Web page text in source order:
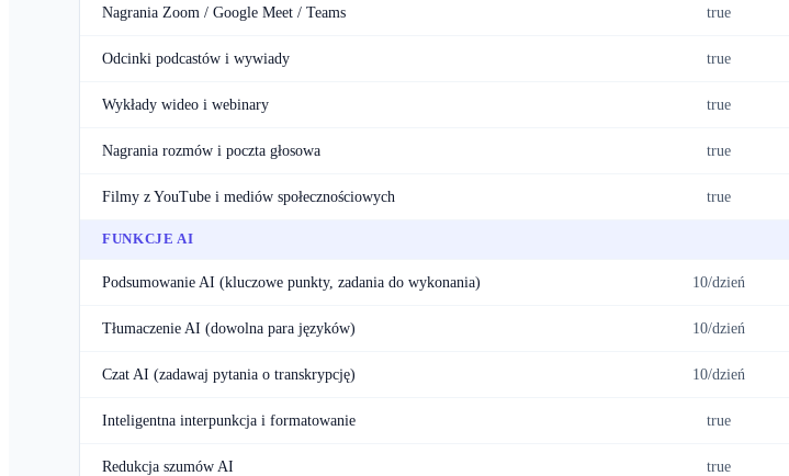
Nagrania Zoom / Google Meet / Teams true
Odcinki podcastów i wywiady true
Wykłady wideo i webinary true
Nagrania rozmów i poczta głosowa true
Filmy z YouTube i mediów społecznościowych true
FUNKCJE AI
Podsumowanie AI (kluczowe punkty, zadania do wykonania) 10/dzień
Tłumaczenie AI (dowolna para języków) 10/dzień
Czat AI (zadawaj pytania o transkrypcję) 10/dzień
Inteligentna interpunkcja i formatowanie true
Redukcja szumów AI true